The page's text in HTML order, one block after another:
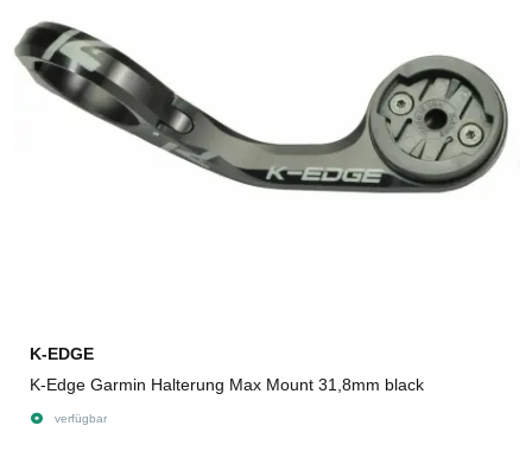
K-EDGE
K-Edge Garmin Halterung Max Mount 31,8mm black
verfügbar